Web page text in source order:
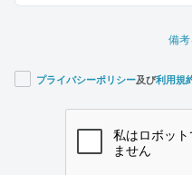
備
プライバシーポリシー及び利用規